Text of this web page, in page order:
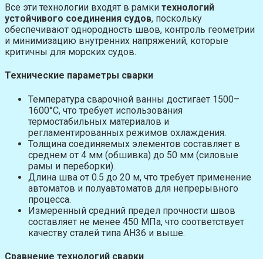
Все эти технологии входят в рамки технологий
устойчивого соединения судов, поскольку
обеспечивают однородность швов, контроль геометрии
и минимизацию внутренних напряжений, которые
критичны для морских судов.
Технические параметры сварки
Температура сварочной ванны достигает 1500–
1600°C, что требует использования
термостабильных материалов и
регламентированных режимов охлаждения.
Толщина соединяемых элементов составляет в
среднем от 4 мм (обшивка) до 50 мм (силовые
рамы и переборки).
Длина шва от 0.5 до 20 м, что требует применение
автоматов и полуавтоматов для непрерывного
процесса.
Измеренный средний предел прочности швов
составляет не менее 450 МПа, что соответствует
качеству сталей типа AH36 и выше.
Сравнение технологий сварки